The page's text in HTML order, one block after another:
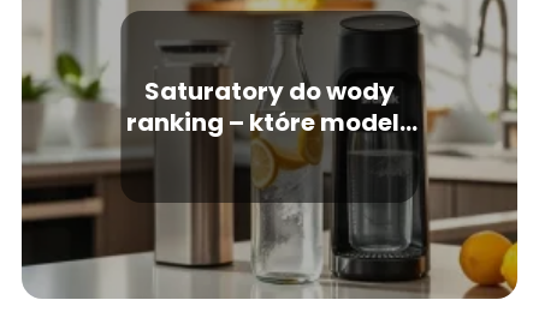
Saturatory do wody
ranking – które modele
warto kupić?